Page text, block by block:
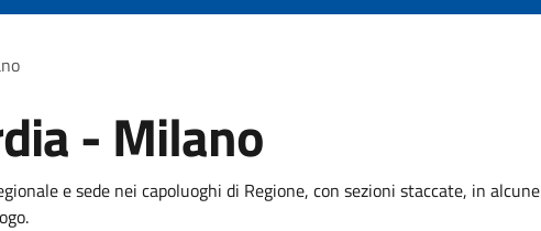
- Milano
e sede nei capoluoghi di Regione, con sezioni staccate, in alcune